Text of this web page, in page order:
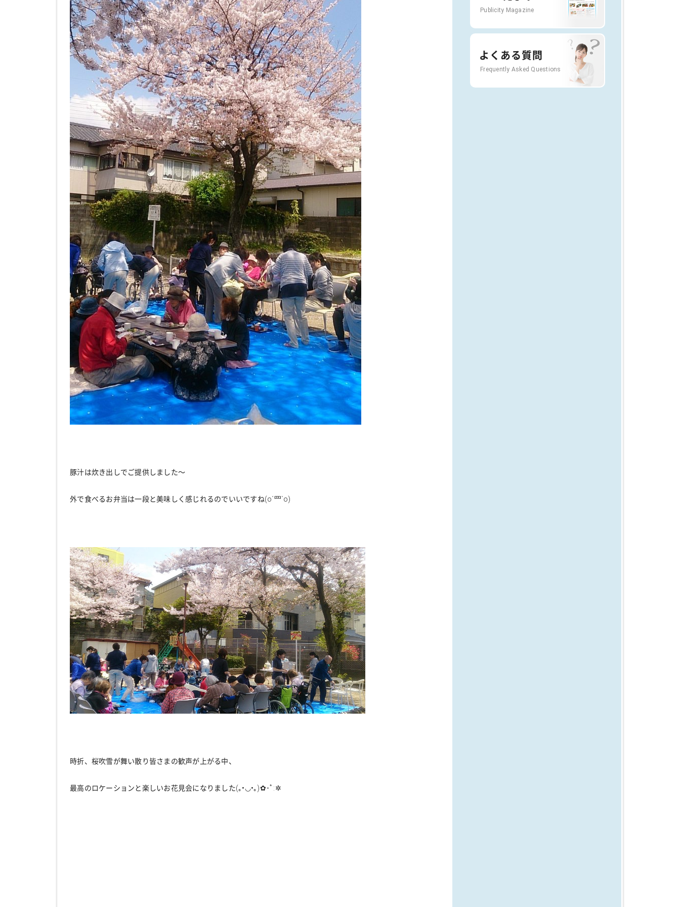
豚汁は炊き出しでご提供しました～
外で食べるお弁当は一段と美味しく感じれるのでいいですね(o´罒`o)
時折、桜吹雪が舞い散り皆さまの歓声が上がる中、
最高のロケーションと楽しいお花見会になりました(｡•◡•｡)✿･ﾟ:✲
Publicity Magazine
よくある質問
Frequently Asked Questions